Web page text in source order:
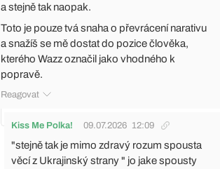
a stejně tak naopak.
Toto je pouze tvá snaha o převrácení narativu
a snažíš se mě dostat do pozice člověka,
kterého Wazz označil jako vhodného k
popravě.
Reagovat
Kiss Me Polka! 09.07.2026 12:09
"stejně tak je mimo zdravý rozum spousta
věcí z Ukrajinský strany " jo jake spousty